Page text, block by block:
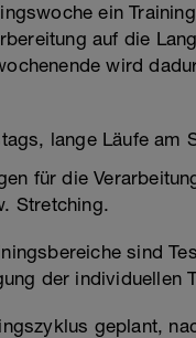
ein
auf die
wird
lange Läufe am
für die
Stretching.
sind
der individuellen
geplant,